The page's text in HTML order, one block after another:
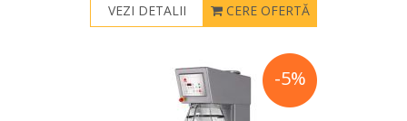
VEZI DETALII CERE OFERTĂ
-5%